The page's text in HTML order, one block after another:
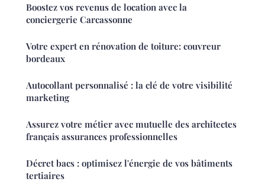
Boostez vos revenus de location avec la
conciergerie Carcassonne
Votre expert en rénovation de toiture: couvreur
bordeaux
Autocollant personnalisé : la clé de votre visibilité
marketing
Assurez votre métier avec mutuelle des architectes
français assurances professionnelles
Décret bacs : optimisez l'énergie de vos bâtiments
tertiaires